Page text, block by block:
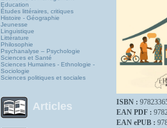
Education
Études littéraires, critiques
Histoire - Géographie
Jeunesse
Linguistique
Littérature
Philosophie
Psychanalyse – Psychologie
Sciences et Santé
Sciences Humaines - Ethnologie -
Sociologie
Sciences politiques et sociales
Articles ISBN :
EAN PDF :
EAN ePUB :